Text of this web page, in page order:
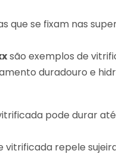
que se fixam nas
são exemplos de
duradouro e
pode durar
vitrificada repele